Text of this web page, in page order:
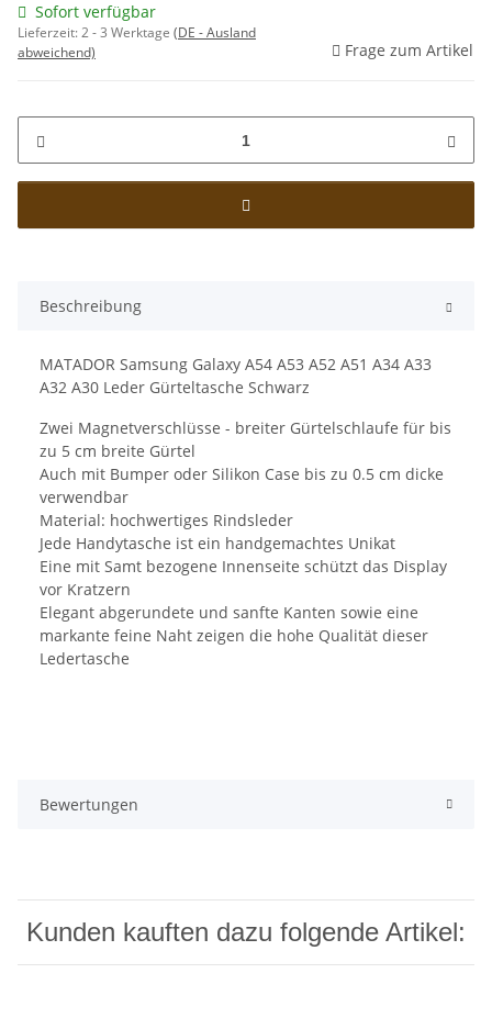
Sofort verfügbar
Lieferzeit:2 - 3 Werktage (DE - Ausland
abweichend)
Frage zum Artikel
Beschreibung
MATADOR Samsung Galaxy A54 A53 A52 A51 A34 A33
A32 A30 Leder Gürteltasche Schwarz
Zwei Magnetverschlüsse - breiter Gürtelschlaufe für bis
zu 5 cm breite Gürtel
Auch mit Bumper oder Silikon Case bis zu 0.5 cm dicke
verwendbar
Material: hochwertiges Rindsleder
Jede Handytasche ist ein handgemachtes Unikat
Eine mit Samt bezogene Innenseite schützt das Display
vor Kratzern
Elegant abgerundete und sanfte Kanten sowie eine
markante feine Naht zeigen die hohe Qualität dieser
Ledertasche
Bewertungen
Kunden kauften dazu folgende Artikel: